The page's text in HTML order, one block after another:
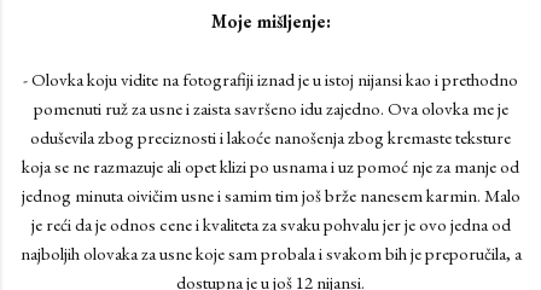
Moje mišljenje:
- Olovka koju vidite na fotografiji iznad je u istoj nijansi kao i prethodno
pomenuti ruž za usne i zaista savršeno idu zajedno. Ova olovka me je
oduševila zbog preciznosti i lakoće nanošenja zbog kremaste teksture
koja se ne razmazuje ali opet klizi po usnama i uz pomoć nje za manje od
jednog minuta oivičim usne i samim tim još brže nanesem karmin. Malo
je reći da je odnos cene i kvaliteta za svaku pohvalu jer je ovo jedna od
najboljih olovaka za usne koje sam probala i svakom bih je preporučila, a
dostupna je u još 12 nijansi.